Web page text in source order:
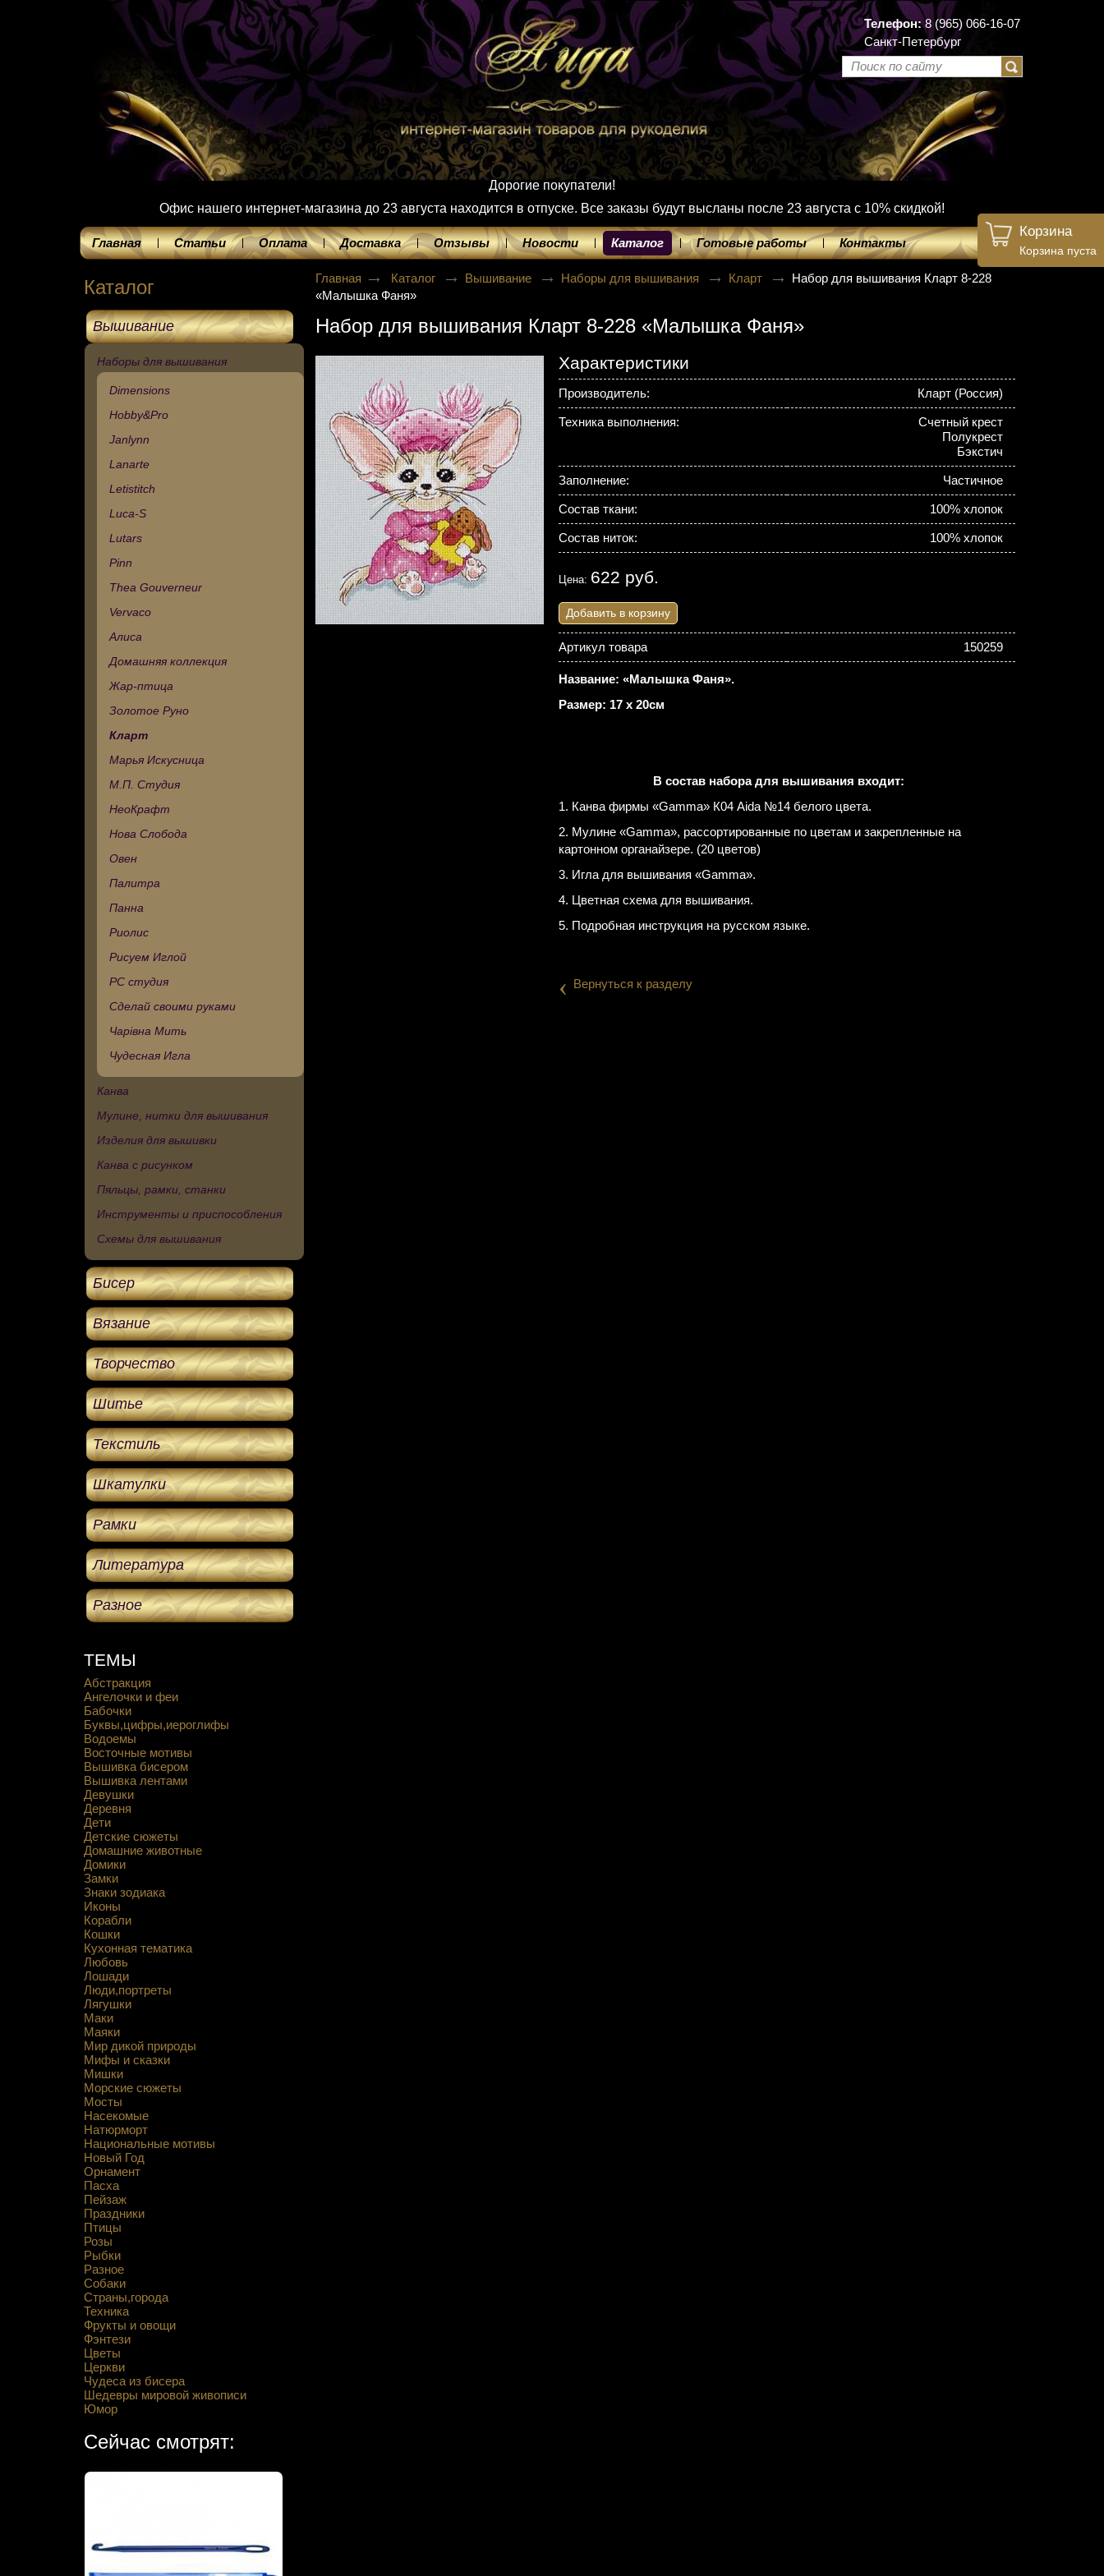
Телефон:8 (965) 066-16-07
Санкт-Петербург
Дорогие покупатели!
Офис нашего интернет-магазина до 23 августа находится в отпуске. Все заказы будут высланы после 23 августа с 10% скидкой!
Главная Статьи Оплата Доставка Отзывы Новости Каталог Готовые работы Контакты
Каталог
Вышивание
Наборы для вышивания
Dimensions
Hobby&Pro
Janlynn
Lanarte
Letistitch
Luca-S
Lutars
Pinn
Thea Gouverneur
Vervaco
Алиса
Домашняя коллекция
Жар-птица
Золотое Руно
Кларт
Марья Искусница
М.П. Студия
НеоКрафт
Нова Слобода
Овен
Палитра
Панна
Риолис
Рисуем Иглой
РС студия
Сделай своими руками
Чарівна Мить
Чудесная Игла
Канва
Мулине, нитки для вышивания
Изделия для вышивки
Канва с рисунком
Пяльцы, рамки, станки
Инструменты и приспособления
Схемы для вышивания
Бисер
Вязание
Творчество
Шитье
Текстиль
Шкатулки
Рамки
Литература
Разное
Корзина
Корзина пуста
ТЕМЫ
Абстракция
Ангелочки и феи
Бабочки
Буквы,цифры,иероглифы
Водоемы
Восточные мотивы
Вышивка бисером
Вышивка лентами
Девушки
Деревня
Дети
Детские сюжеты
Домашние животные
Домики
Замки
Знаки зодиака
Иконы
Корабли
Кошки
Кухонная тематика
Любовь
Лошади
Люди,портреты
Лягушки
Маки
Маяки
Мир дикой природы
Мифы и сказки
Мишки
Морские сюжеты
Мосты
Насекомые
Натюрморт
Национальные мотивы
Новый Год
Орнамент
Пасха
Пейзаж
Праздники
Птицы
Розы
Рыбки
Разное
Собаки
Страны,города
Техника
Фрукты и овощи
Фэнтези
Цветы
Церкви
Чудеса из бисера
Шедевры мировой живописи
Юмор
Сейчас смотрят:
Главная Каталог Вышивание Наборы для вышивания Кларт
Набор для вышивания Кларт 8-228
«Малышка Фаня»
Набор для вышивания Кларт 8-228 «Малышка Фаня»
Характеристики
Производитель: Кларт (Россия)
Техника выполнения:
Счетный крест
Полукрест
Бэкстич
Заполнение: Частичное
Состав ткани: 100% хлопок
Состав ниток: 100% хлопок
Цена: 622 руб.
Добавить в корзину
Артикул товара 150259
Название: «Малышка Фаня».
Размер: 17 х 20см
В состав набора для вышивания входит:
1. Канва фирмы «Gamma» К04 Aida №14 белого цвета.
2. Мулине «Gamma», рассортированные по цветам и закрепленные на
картонном органайзере. (20 цветов)
3. Игла для вышивания «Gamma».
4. Цветная схема для вышивания.
5. Подробная инструкция на русском языке.
‹ Вернуться к разделу